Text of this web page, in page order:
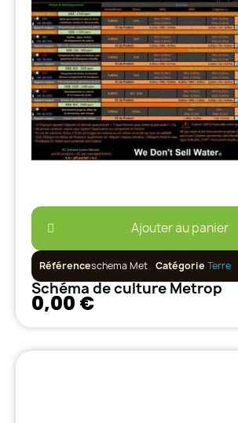
Ajouter au panier
Référenceschema Met Catégorie Terre
Schéma de culture Metrop
0,00 €